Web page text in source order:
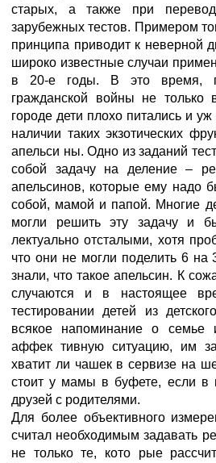
старых, а также при
зарубежных тестов. Примером
принципа приводит к неверной
широко известные случаи
в 20-е годы. В это время,
гражданской войны не
городе дети плохо питались и
наличии таких экзотических
апельси ны. Одно из заданий
собой задачу на деление –
апельсинов, которые ему надо
собой, мамой и папой. Многие
могли решить эту задачу и
лектуально отсталыми, хотя
что они не могли поделить 6 на
знали, что такое апельсин. К
случаются и в настоящее
тестировании детей из
всякое напоминание о семье
аффек тивную ситуацию, им
хватит ли чашек в сервизе на
стоит у мамы в буфете, если в
друзей с родителями.
Для более объективного
считал необходимым задавать
не только те, кото рые